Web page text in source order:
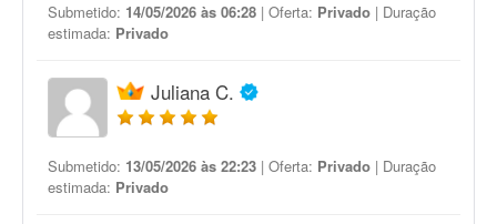
Submetido: 14/05/2026 às 06:28 | Oferta: Privado | Duração
estimada: Privado
Juliana C.
Submetido: 13/05/2026 às 22:23 | Oferta: Privado | Duração
estimada: Privado